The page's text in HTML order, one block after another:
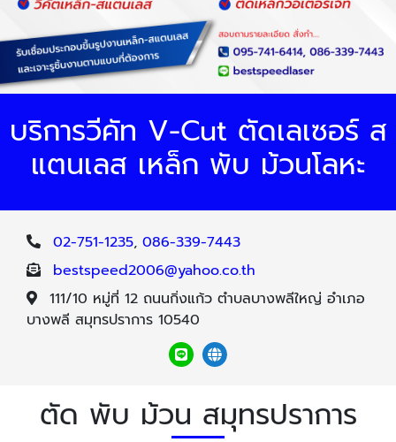
บริการวีคัท V-Cut ตัดเลเซอร์ ส
แตนเลส เหล็ก พับ ม้วนโลหะ
02-751-1235, 086-339-7443
bestspeed2006@yahoo.co.th
111/10 หมู่ที่ 12 ถนนกิ่งแก้ว ตำบลบางพลีใหญ่ อำเภอ
บางพลี สมุทรปราการ 10540
ตัด พับ ม้วน สมุทรปราการ